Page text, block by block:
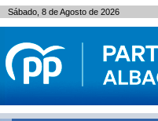
Sábado, 8 de Agosto de 2026